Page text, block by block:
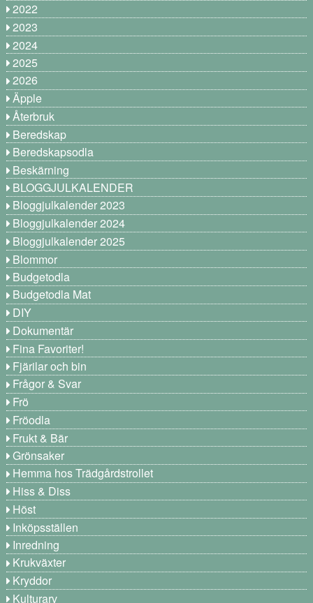
2022
2023
2024
2025
2026
Äpple
Återbruk
Beredskap
Beredskapsodla
Beskärning
BLOGGJULKALENDER
Bloggjulkalender 2023
Bloggjulkalender 2024
Bloggjulkalender 2025
Blommor
Budgetodla
Budgetodla Mat
DIY
Dokumentär
Fina Favoriter!
Fjärilar och bin
Frågor & Svar
Frö
Fröodla
Frukt & Bär
Grönsaker
Hemma hos Trädgårdstrollet
Hiss & Diss
Höst
Inköpsställen
Inredning
Krukväxter
Kryddor
Kulturarv